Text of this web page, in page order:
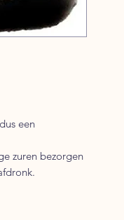
een
zuren bezorgen